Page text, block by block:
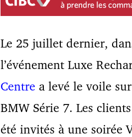
Le 25 juillet dernier,
l’événement Luxe
Centre a levé le voile
BMW Série 7. Les
été invités à une soirée